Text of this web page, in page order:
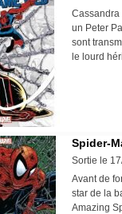
Cassandra
un Peter
sont
le lourd
Spider-
Sortie le
Avant de
star de la
Amazing